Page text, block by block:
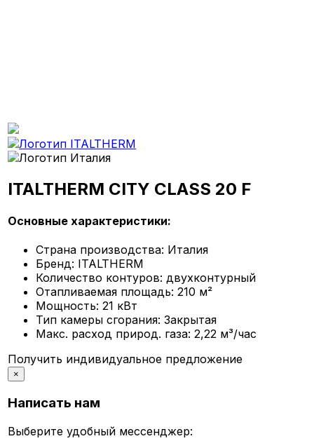
ITALTHERM CITY CLASS 20 F
Основные характеристики:
Страна производства: Италия
Бренд: ITALTHERM
Количество контуров: двухконтурный
Отапливаемая площадь: 210 м²
Мощность: 21 кВт
Тип камеры сгорания: Закрытая
Макс. расход природ. газа: 2,22 м³/час
Получить индивидуальное предложение
×
Написать нам
Выберите удобный мессенджер: